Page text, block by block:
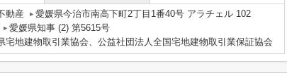
動産
愛媛県今治市南高下町2丁目1番40号 アラチェル 102
愛媛県知事 (2) 第5615号
宅地建物取引業協会、公益社団法人全国宅地建物取引業保証協会